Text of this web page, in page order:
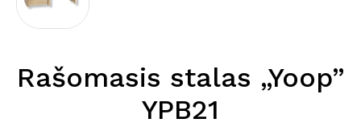
Rašomasis stalas „Yoop”
YPB21